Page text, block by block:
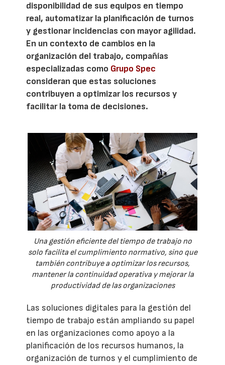
disponibilidad de sus equipos en tiempo
real, automatizar la planificación de turnos
y gestionar incidencias con mayor agilidad.
En un contexto de cambios en la
organización del trabajo, compañías
especializadas como Grupo Spec
consideran que estas soluciones
contribuyen a optimizar los recursos y
facilitar la toma de decisiones.
Una gestión eficiente del tiempo de trabajo no
solo facilita el cumplimiento normativo, sino que
también contribuye a optimizar los recursos,
mantener la continuidad operativa y mejorar la
productividad de las organizaciones
Las soluciones digitales para la gestión del
tiempo de trabajo están ampliando su papel
en las organizaciones como apoyo a la
planificación de los recursos humanos, la
organización de turnos y el cumplimiento de